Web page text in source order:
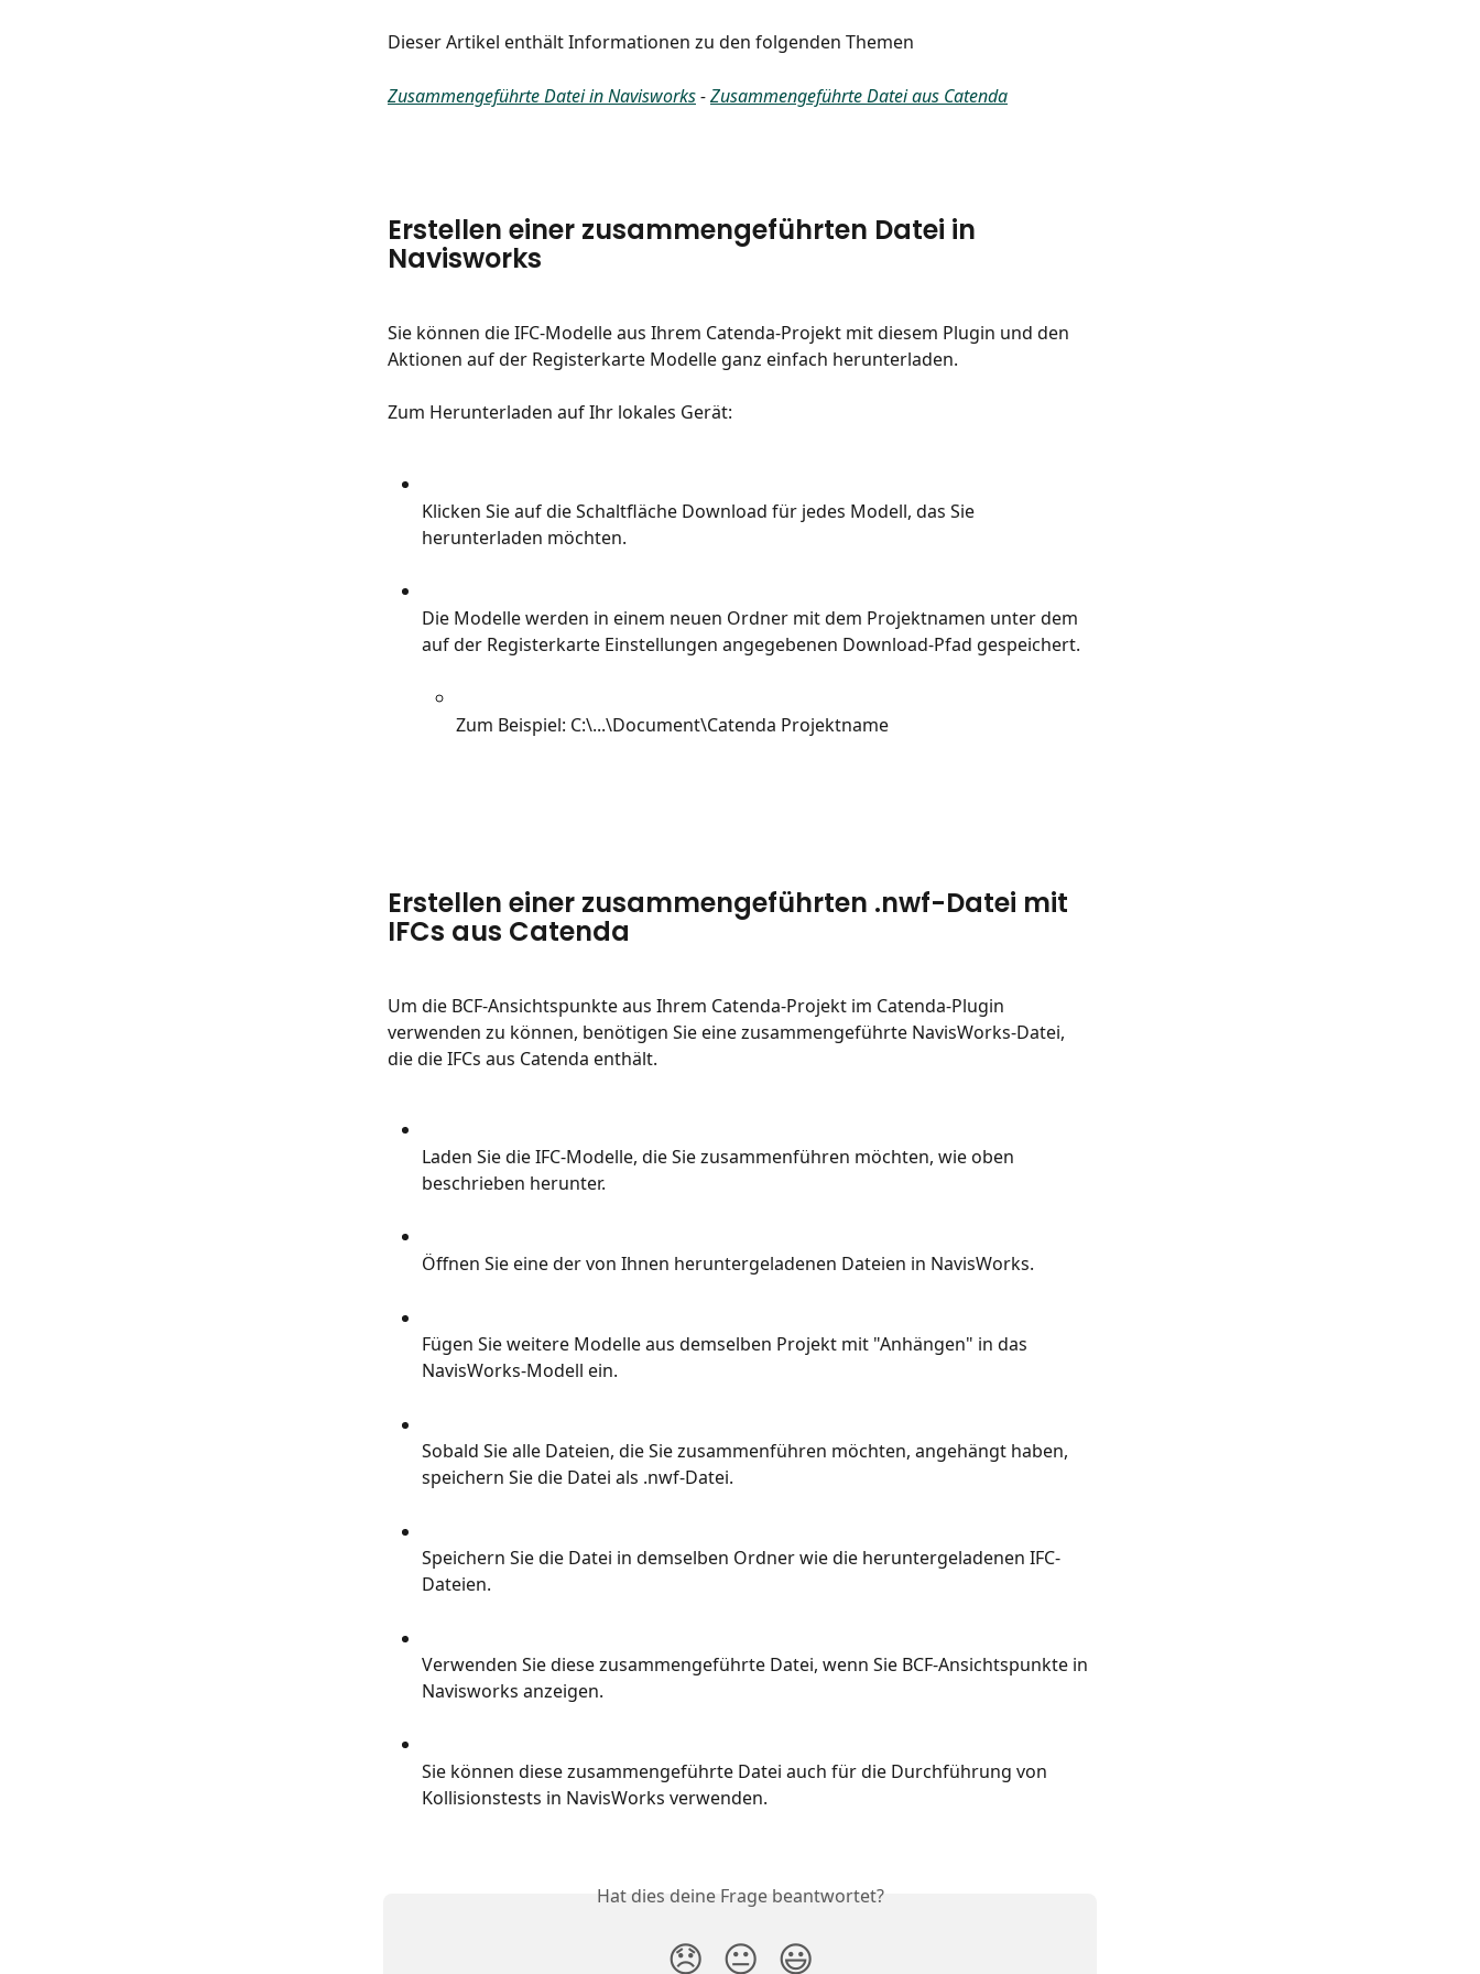
Dieser Artikel enthält Informationen zu den folgenden Themen
Zusammengeführte Datei in Navisworks - Zusammengeführte Datei aus Catenda
Erstellen einer zusammengeführten Datei in
Navisworks
Sie können die IFC-Modelle aus Ihrem Catenda-Projekt mit diesem Plugin und den
Aktionen auf der Registerkarte Modelle ganz einfach herunterladen.
Zum Herunterladen auf Ihr lokales Gerät:
Klicken Sie auf die Schaltfläche Download für jedes Modell, das Sie
herunterladen möchten.
Die Modelle werden in einem neuen Ordner mit dem Projektnamen unter dem
auf der Registerkarte Einstellungen angegebenen Download-Pfad gespeichert.
Zum Beispiel: C:\...\Document\Catenda Projektname
Erstellen einer zusammengeführten .nwf-Datei mit
IFCs aus Catenda
Um die BCF-Ansichtspunkte aus Ihrem Catenda-Projekt im Catenda-Plugin
verwenden zu können, benötigen Sie eine zusammengeführte NavisWorks-Datei,
die die IFCs aus Catenda enthält.
Laden Sie die IFC-Modelle, die Sie zusammenführen möchten, wie oben
beschrieben herunter.
Öffnen Sie eine der von Ihnen heruntergeladenen Dateien in NavisWorks.
Fügen Sie weitere Modelle aus demselben Projekt mit "Anhängen" in das
NavisWorks-Modell ein.
Sobald Sie alle Dateien, die Sie zusammenführen möchten, angehängt haben,
speichern Sie die Datei als .nwf-Datei.
Speichern Sie die Datei in demselben Ordner wie die heruntergeladenen IFC-
Dateien.
Verwenden Sie diese zusammengeführte Datei, wenn Sie BCF-Ansichtspunkte in
Navisworks anzeigen.
Sie können diese zusammengeführte Datei auch für die Durchführung von
Kollisionstests in NavisWorks verwenden.
Hat dies deine Frage beantwortet?
😞 😐 😃